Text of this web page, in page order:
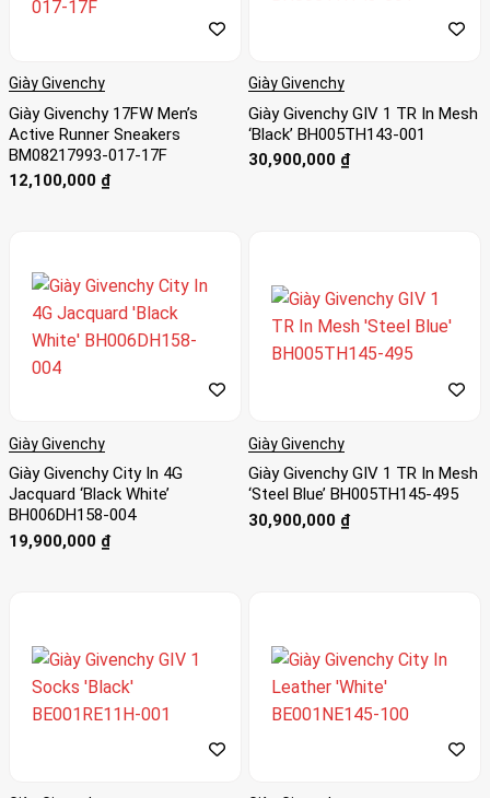
Giày Givenchy
Giày Givenchy 17FW Men’s
Active Runner Sneakers
BM08217993-017-17F
12,100,000 ₫
Giày Givenchy
Giày Givenchy GIV 1 TR In Mesh
‘Black’ BH005TH143-001
30,900,000 ₫
Giày Givenchy
Giày Givenchy City In 4G
Jacquard ‘Black White’
BH006DH158-004
19,900,000 ₫
Giày Givenchy
Giày Givenchy GIV 1 TR In Mesh
‘Steel Blue’ BH005TH145-495
30,900,000 ₫